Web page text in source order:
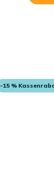
-15 %